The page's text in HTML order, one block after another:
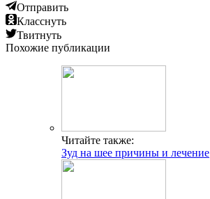
Отправить
Класснуть
Твитнуть
Похожие публикации
Читайте также:
Зуд на шее причины и лечение